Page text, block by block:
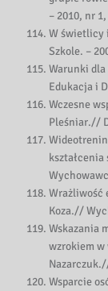
– 2010, nr
W świetlicy
Szkole. –
Warunki
Edukacja i
Wczesne
Pleśniar.//
Wrażliwość
Koza.//
Wskazania
wzrokiem w
Wsparcie